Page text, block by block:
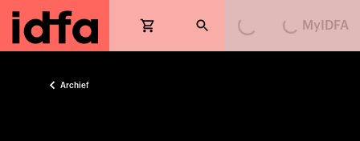
Loading...Loading...
MyIDFA
Archief